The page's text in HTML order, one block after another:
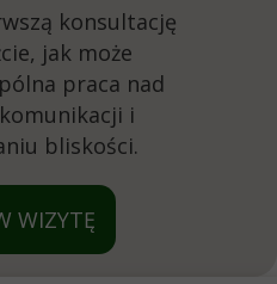
WIZYTĘ
konsultację
jak może
praca nad
i
bliskości.